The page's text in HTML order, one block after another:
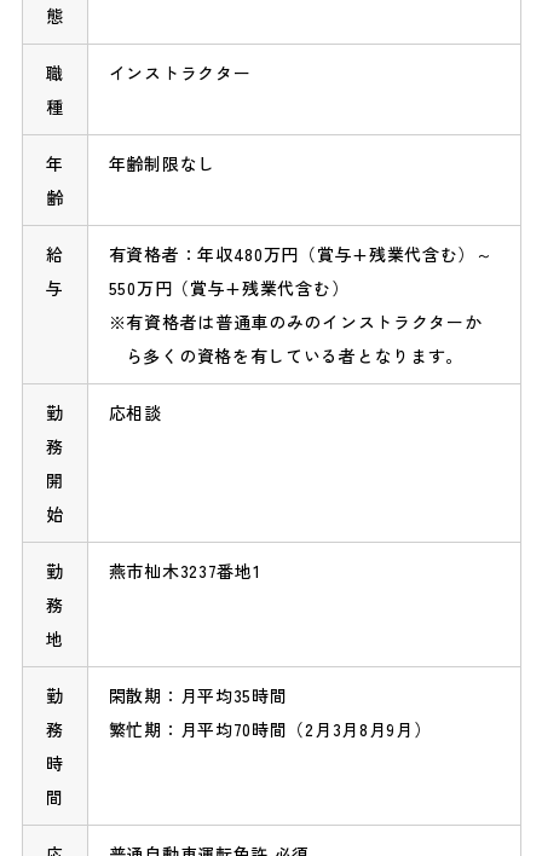
態
職
種
インストラクター
年
齢
年齢制限なし
給
与
有資格者：年収480万円（賞与+残業代含む）～
550万円（賞与+残業代含む）
有資格者は普通車のみのインストラクターか
ら多くの資格を有している者となります。
勤
務
開
始
応相談
勤
務
地
燕市杣木3237番地1
勤
務
時
間
閑散期：月平均35時間
繁忙期：月平均70時間（2月3月8月9月）